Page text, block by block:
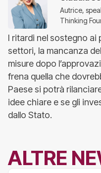
Autrice,
Thinking
I ritardi nel sostegno
settori, la mancanza
misure dopo
frena quella che
Paese si potrà
idee chiare e se gli
dallo Stato.
ALTRE